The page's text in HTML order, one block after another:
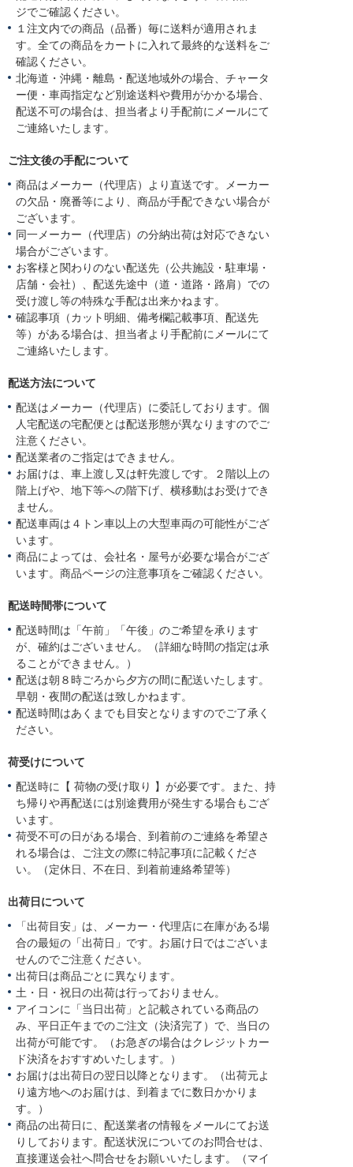
ジでご確認ください。
１注文内での商品（品番）毎に送料が適用されま
す。全ての商品をカートに入れて最終的な送料をご
確認ください。
北海道・沖縄・離島・配送地域外の場合、チャータ
ー便・車両指定など別途送料や費用がかかる場合、
配送不可の場合は、担当者より手配前にメールにて
ご連絡いたします。
ご注文後の手配について
商品はメーカー（代理店）より直送です。メーカー
の欠品・廃番等により、商品が手配できない場合が
ございます。
同一メーカー（代理店）の分納出荷は対応できない
場合がございます。
お客様と関わりのない配送先（公共施設・駐車場・
店舗・会社）、配送先途中（道・道路・路肩）での
受け渡し等の特殊な手配は出来かねます。
確認事項（カット明細、備考欄記載事項、配送先
等）がある場合は、担当者より手配前にメールにて
ご連絡いたします。
配送方法について
配送はメーカー（代理店）に委託しております。個
人宅配送の宅配便とは配送形態が異なりますのでご
注意ください。
配送業者のご指定はできません。
お届けは、車上渡し又は軒先渡しです。２階以上の
階上げや、地下等への階下げ、横移動はお受けでき
ません。
配送車両は４トン車以上の大型車両の可能性がござ
います。
商品によっては、会社名・屋号が必要な場合がござ
います。商品ページの注意事項をご確認ください。
配送時間帯について
配送時間は「午前」「午後」のご希望を承ります
が、確約はございません。（詳細な時間の指定は承
ることができません。）
配送は朝８時ごろから夕方の間に配送いたします。
早朝・夜間の配送は致しかねます。
配送時間はあくまでも目安となりますのでご了承く
ださい。
荷受けについて
配送時に【 荷物の受け取り 】が必要です。また、持
ち帰りや再配送には別途費用が発生する場合もござ
います。
荷受不可の日がある場合、到着前のご連絡を希望さ
れる場合は、ご注文の際に特記事項に記載くださ
い。（定休日、不在日、到着前連絡希望等）
出荷日について
「出荷目安」は、メーカー・代理店に在庫がある場
合の最短の「出荷日」です。お届け日ではございま
せんのでご注意ください。
出荷日は商品ごとに異なります。
土・日・祝日の出荷は行っておりません。
アイコンに「当日出荷」と記載されている商品の
み、平日正午までのご注文（決済完了）で、当日の
出荷が可能です。（お急ぎの場合はクレジットカー
ド決済をおすすめいたします。）
お届けは出荷日の翌日以降となります。（出荷元よ
り遠方地へのお届けは、到着までに数日かかりま
す。）
商品の出荷日に、配送業者の情報をメールにてお送
りしております。配送状況についてのお問合せは、
直接運送会社へ問合せをお願いいたします。（マイ